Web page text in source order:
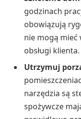
godzinach
obowiązują
nie mogą
obsługi klienta.
Utrzymuj
narzędzia są
spożywcze